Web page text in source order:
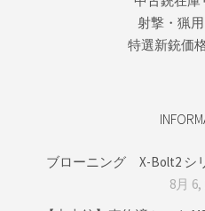
射撃・猟
特選新銃価
ブローニング X-Bolt2
8月 6,